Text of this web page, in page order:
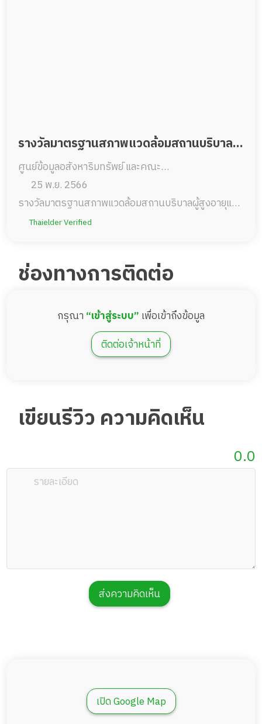
รางวัลมาตรฐานสภาพแวดล้อมสถานบริบาลผู้
สูงอายุแห่งประเทศไทย
ศูนย์ข้อมูลอสังหาริมทรัพย์ และคณะ
สถาปัตยกรรมศาสตร์ จุฬาลงกรณ์มหาวิทยาลัย
25 พ.ย. 2566
รางวัลมาตรฐานสภาพแวดล้อมสถานบริบาลผู้สูงอายุแห่ง
ประเทศไทยศูนย์ข้อมูลอสังหาริมทรัพย์ และคณะ
Thaielder Verified
ช่องทางการติดต่อ
กรุณา “เข้าสู่ระบบ” เพื่อเข้าถึงข้อมูล
ติดต่อเจ้าหน้าที่
เขียนรีวิว ความคิดเห็น
0.0
ส่งความคิดเห็น
เปิด Google Map